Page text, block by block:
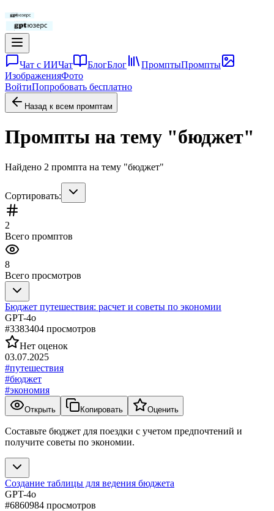
Чат с ИИЧат БлогБлог ПромптыПромпты
ИзображенияФото
ВойтиПопробовать бесплатно
Назад к всем промптам
Промпты на тему "бюджет"
Найдено 2 промпта на тему "бюджет"
Сортировать:
2
Всего промптов
8
Всего просмотров
Бюджет путешествия: расчет и советы по экономии
GPT-4o
#3383404 просмотров
Нет оценок
03.07.2025
#путешествия
#бюджет
#экономия
Открыть Копировать Оценить
Составьте бюджет для поездки с учетом предпочтений и
получите советы по экономии.
Создание таблицы для ведения бюджета
GPT-4o
#6860984 просмотров